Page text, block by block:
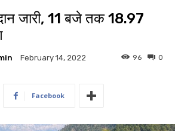
जारी, 11 बजे तक 18.97
February 14, 2022 0
96
Facebook